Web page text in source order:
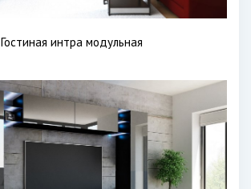
Гостиная интра модульная